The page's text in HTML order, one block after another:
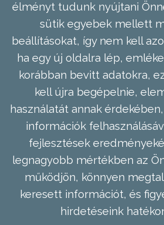
élményt tudunk nyújtani
sütik egyebek mellett
beállításokat, így nem kell
ha egy új oldalra lép,
korábban bevitt adatokra,
kell újra begépelnie,
használatát annak
információk
fejlesztések
legnagyobb mértékben az
működjön, könnyen
keresett információt, és
hirdetéseink